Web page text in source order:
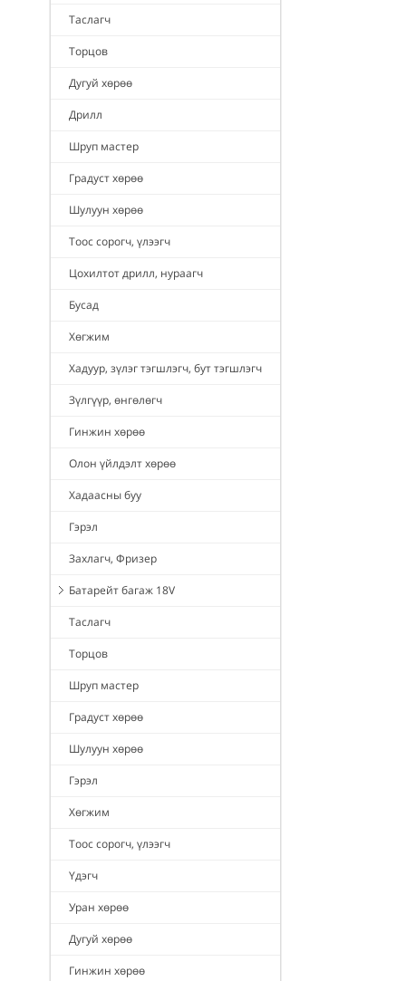
Таслагч
Торцов
Дугуй хөрөө
Дрилл
Шруп мастер
Градуст хөрөө
Шулуун хөрөө
Тоос сорогч, үлээгч
Цохилтот дрилл, нураагч
Бусад
Хөгжим
Хадуур, зүлэг тэгшлэгч, бут тэгшлэгч
Зүлгүүр, өнгөлөгч
Гинжин хөрөө
Олон үйлдэлт хөрөө
Хадаасны буу
Гэрэл
Захлагч, Фризер
Батарейт багаж 18V
Таслагч
Торцов
Шруп мастер
Градуст хөрөө
Шулуун хөрөө
Гэрэл
Хөгжим
Тоос сорогч, үлээгч
Үдэгч
Уран хөрөө
Дугуй хөрөө
Гинжин хөрөө